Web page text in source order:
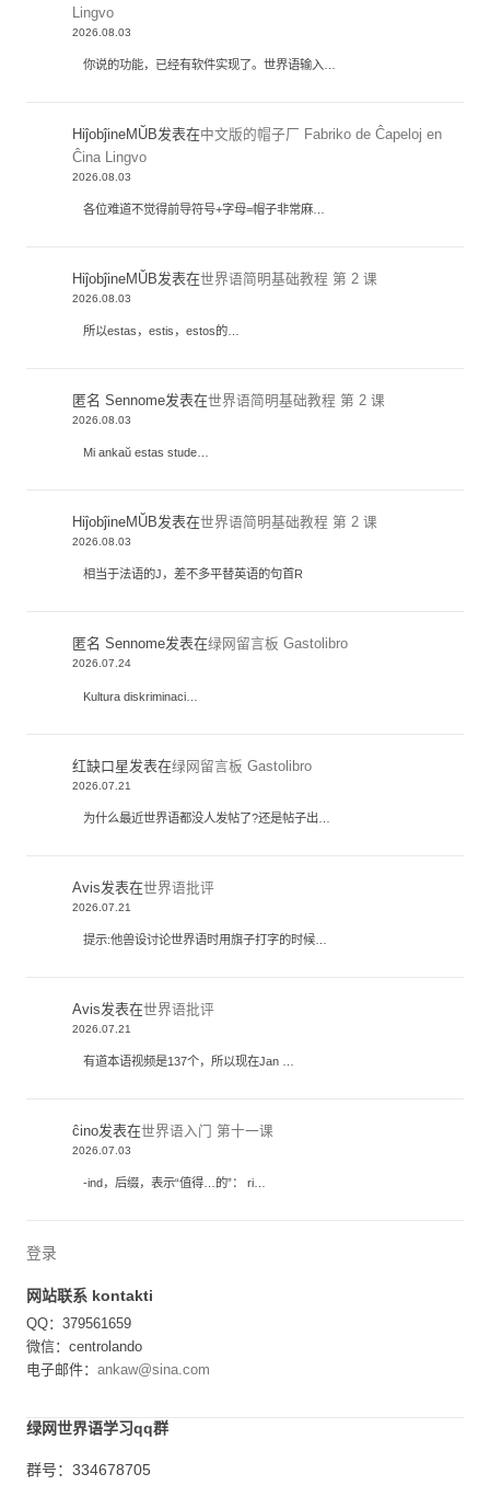
Lingvo
2026.08.03
你说的功能，已经有软件实现了。世界语输入…
HiĵobĵineMŬB发表在中文版的帽子厂 Fabriko de Ĉapeloj en
Ĉina Lingvo
2026.08.03
各位难道不觉得前导符号+字母=帽子非常麻…
HiĵobĵineMŬB发表在世界语简明基础教程 第 2 课
2026.08.03
所以estas，estis，estos的…
匿名 Sennome发表在世界语简明基础教程 第 2 课
2026.08.03
Mi ankaŭ estas stude…
HiĵobĵineMŬB发表在世界语简明基础教程 第 2 课
2026.08.03
相当于法语的J，差不多平替英语的句首R
匿名 Sennome发表在绿网留言板 Gastolibro
2026.07.24
Kultura diskriminaci…
红缺口星发表在绿网留言板 Gastolibro
2026.07.21
为什么最近世界语都没人发帖了?还是帖子出…
Avis发表在世界语批评
2026.07.21
提示:他兽设讨论世界语时用旗子打字的时候…
Avis发表在世界语批评
2026.07.21
有道本语视频是137个，所以现在Jan …
ĉino发表在世界语入门 第十一课
2026.07.03
-ind，后缀，表示“值得…的”： ri…
登录
网站联系 kontakti
QQ：379561659
微信：centrolando
电子邮件： ankaw@sina.com
绿网世界语学习qq群
群号：334678705